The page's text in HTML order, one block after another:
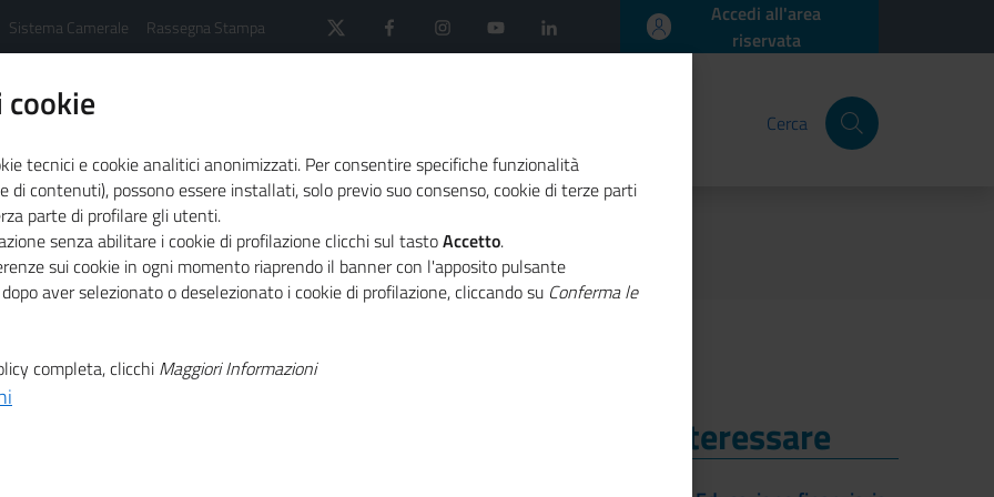
Sistema Camerale Rassegna Stampa
Accedi all'area
riservata
Cerca
sistema camerale
Agenda
nuovo webinar di Donne in attivo
conta saper
di
Ti Potrebbe Interessare
tecnici e cookie analitici anonimizzati. Per consentire specifiche funzionalità
di contenuti), possono essere installati, solo previo suo consenso, cookie di terze parti
parte di profilare gli utenti.
senza abilitare i cookie di profilazione clicchi sul tastoAccetto.
sui cookie in ogni momento riaprendo il banner con l'apposito pulsante
aver selezionato o deselezionato i cookie di profilazione, cliccando su Conferma le
completa, clicchi Maggiori Informazioni